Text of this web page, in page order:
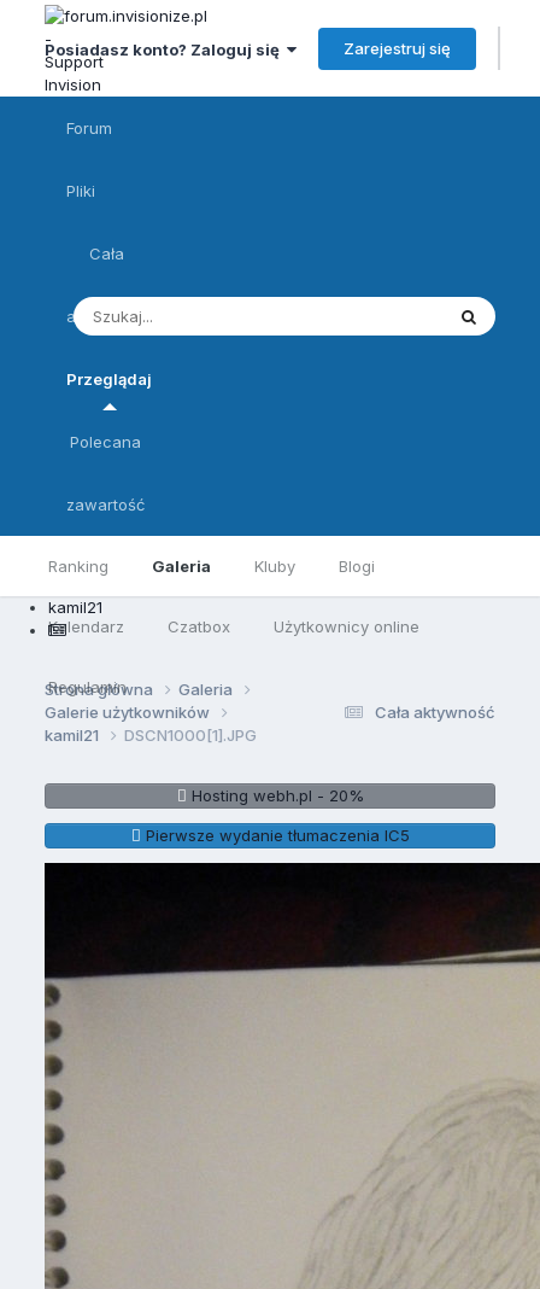
Posiadasz konto? Zaloguj się Zarejestruj się
Forum
Pliki
Cała
aktywność
Przeglądaj
Ranking Galeria Kluby Blogi
Kalendarz Czatbox Użytkownicy online
Regulamin
Polecana
zawartość
kamil21
Cała aktywność
Strona główna
Galeria
Galerie użytkowników
kamil21
DSCN1000[1].JPG
Hosting webh.pl - 20%
Pierwsze wydanie tłumaczenia IC5